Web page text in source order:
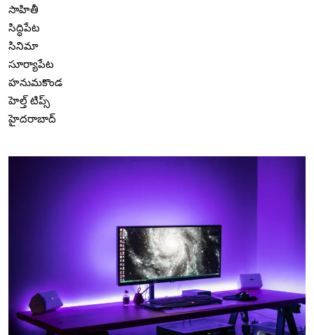
సాహితీ
సిద్ధిపేట
సినిమా
సూర్యాపేట
హనుమకొండ
హెల్త్ టిప్స్
హైదరాబాద్